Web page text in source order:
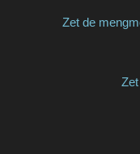
Zet de